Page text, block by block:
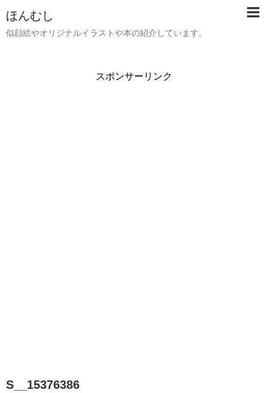
ほんむし
似顔絵やオリジナルイラストや本の紹介しています。
スポンサーリンク
S__15376386